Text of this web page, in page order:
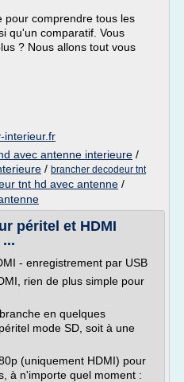
pour comprendre tous les
qu'un comparatif. Vous
? Nous allons tout vous
interieur.fr
avec antenne interieure /
/ brancher decodeur tnt
tnt hd avec antenne /
péritel et HDMI
- enregistrement par USB
rien de plus simple pour
en quelques
mode SD, soit à une
(uniquement HDMI) pour
à n'importe quel moment :